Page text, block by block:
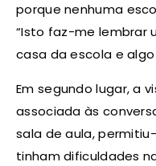
porque nenhuma
“Isto faz-me lembrar
casa da escola e
Em segundo lugar, a
associada às
sala de aula,
tinham dificuldades